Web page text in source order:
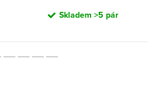
Skladem >5 pár